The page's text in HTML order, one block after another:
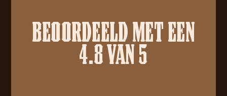
BEOORDEELD MET EEN
4.8 VAN 5